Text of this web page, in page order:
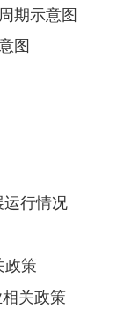
期示意图
图
行情况
政策
关政策